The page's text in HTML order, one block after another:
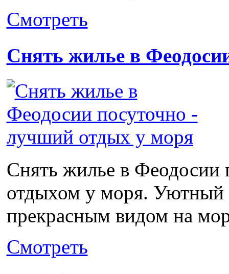
Смотреть
Снять жилье в
Снять жилье в Феодосии
отдыхом у моря. Уютный
прекрасным видом на
Смотреть